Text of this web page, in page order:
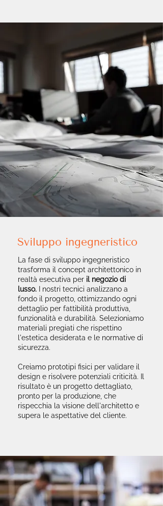
Sviluppo ingegneristico
La fase di sviluppo ingegneristico
trasforma il concept architettonico in
realtà esecutiva per il negozio di
lusso.
I nostri tecnici analizzano a
fondo il progetto, ottimizzando ogni
dettaglio per fattibilità produttiva,
funzionalità e durabilità. Selezioniamo
materiali pregiati che rispettino
l'estetica desiderata e le normative di
sicurezza.
Creiamo prototipi fisici per validare il
design e risolvere potenziali criticità. Il
risultato è un progetto dettagliato,
pronto per la produzione, che
rispecchia la visione dell'architetto e
supera le aspettative del cliente.